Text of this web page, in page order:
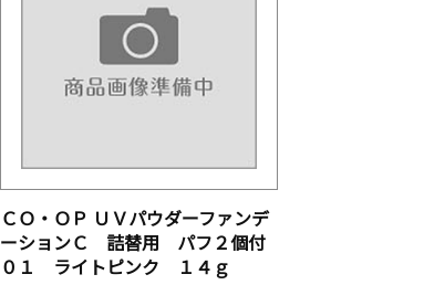
ＣＯ・ＯＰ ＵＶパウダーファンデ
ーションＣ 詰替用 パフ２個付
０１ ライトピンク １４ｇ